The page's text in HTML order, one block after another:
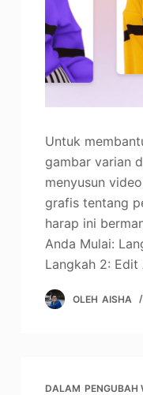
Untuk
gambar varian
menyusun
grafis tentang
harap ini
Anda Mulai:
Langkah 2: Edit
OLEH AISHA
DALAM PENGUBAH